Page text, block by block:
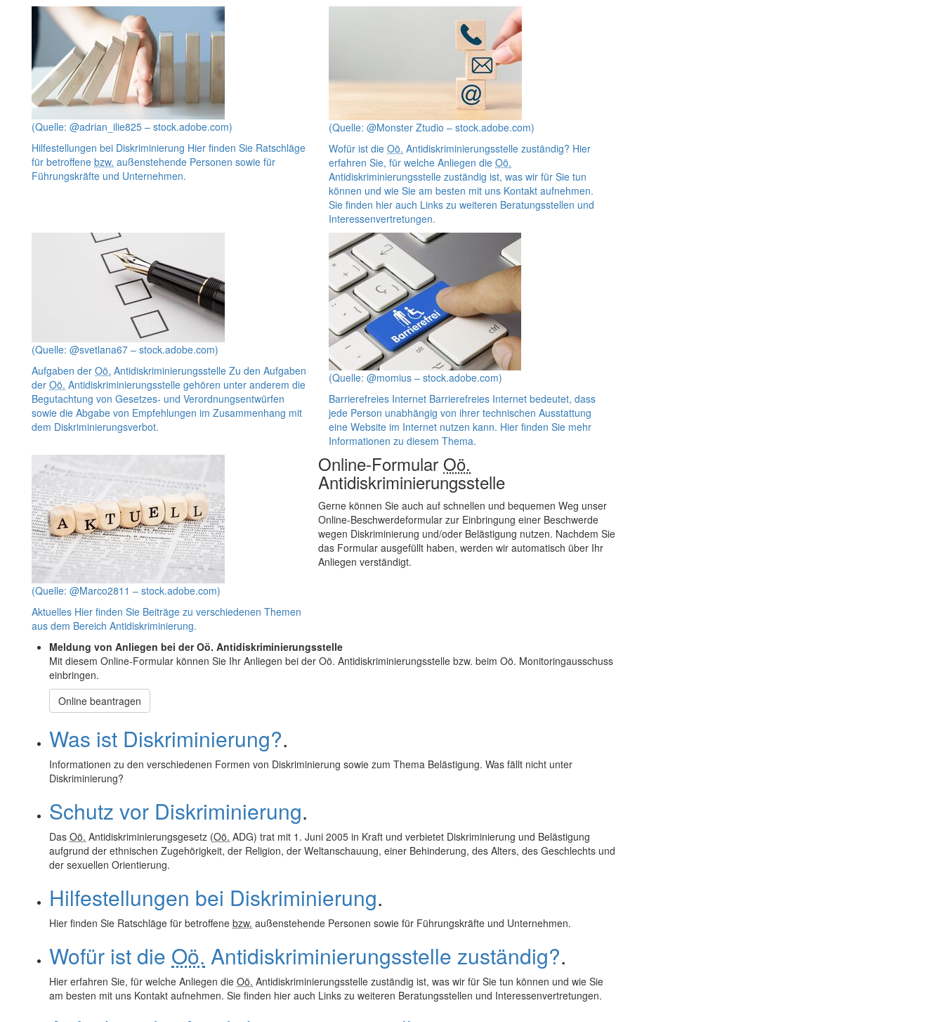
(Quelle: @adrian_ilie825 – stock.adobe.com)
Hilfestellungen bei Diskriminierung Hier finden Sie Ratschläge
für betroffene bzw. außenstehende Personen sowie für
Führungskräfte und Unternehmen.
(Quelle: @Monster Ztudio – stock.adobe.com)
Wofür ist die Oö. Antidiskriminierungsstelle zuständig? Hier
erfahren Sie, für welche Anliegen die Oö.
Antidiskriminierungsstelle zuständig ist, was wir für Sie tun
können und wie Sie am besten mit uns Kontakt aufnehmen.
Sie finden hier auch Links zu weiteren Beratungsstellen und
Interessenvertretungen.
(Quelle: @svetlana67 – stock.adobe.com)
Aufgaben der Oö. Antidiskriminierungsstelle Zu den Aufgaben
der Oö. Antidiskriminierungsstelle gehören unter anderem die
Begutachtung von Gesetzes- und Verordnungsentwürfen
sowie die Abgabe von Empfehlungen im Zusammenhang mit
dem Diskriminierungsverbot.
(Quelle: @momius – stock.adobe.com)
Barrierefreies Internet Barrierefreies Internet bedeutet, dass
jede Person unabhängig von ihrer technischen Ausstattung
eine Website im Internet nutzen kann. Hier finden Sie mehr
Informationen zu diesem Thema.
(Quelle: @Marco2811 – stock.adobe.com)
Aktuelles Hier finden Sie Beiträge zu verschiedenen Themen
aus dem Bereich Antidiskriminierung.
Online-Formular Oö.
Antidiskriminierungsstelle
Gerne können Sie auch auf schnellen und bequemen Weg unser
Online-Beschwerdeformular zur Einbringung einer Beschwerde
wegen Diskriminierung und/oder Belästigung nutzen. Nachdem Sie
das Formular ausgefüllt haben, werden wir automatisch über Ihr
Anliegen verständigt.
Meldung von Anliegen bei der Oö. Antidiskriminierungsstelle
Mit diesem Online-Formular können Sie Ihr Anliegen bei der Oö. Antidiskriminierungsstelle bzw. beim Oö. Monitoringausschuss
einbringen.
Online beantragen
Was ist Diskriminierung?.
Informationen zu den verschiedenen Formen von Diskriminierung sowie zum Thema Belästigung. Was fällt nicht unter
Diskriminierung?
Schutz vor Diskriminierung.
Das Oö. Antidiskriminierungsgesetz (Oö. ADG) trat mit 1. Juni 2005 in Kraft und verbietet Diskriminierung und Belästigung
aufgrund der ethnischen Zugehörigkeit, der Religion, der Weltanschauung, einer Behinderung, des Alters, des Geschlechts und
der sexuellen Orientierung.
Hilfestellungen bei Diskriminierung.
Hier finden Sie Ratschläge für betroffene bzw. außenstehende Personen sowie für Führungskräfte und Unternehmen.
Wofür ist die Oö. Antidiskriminierungsstelle zuständig?.
Hier erfahren Sie, für welche Anliegen die Oö. Antidiskriminierungsstelle zuständig ist, was wir für Sie tun können und wie Sie
am besten mit uns Kontakt aufnehmen. Sie finden hier auch Links zu weiteren Beratungsstellen und Interessenvertretungen.